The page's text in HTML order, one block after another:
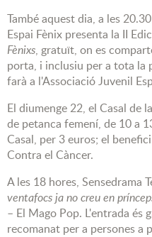
També aquest dia, a les
Espai Fènix presenta la II
Fènixs, gratuït, on es
porta, i inclusiu per a tota la
farà a l'Associació Juvenil
El diumenge 22, el Casal de
de petanca femení, de 10 a
Casal, per 3 euros; el
Contra el Càncer.
A les 18 hores, Sensedrama
ventafocs ja no creu en
– El Mago Pop. L'entrada és
recomanat per a persones a